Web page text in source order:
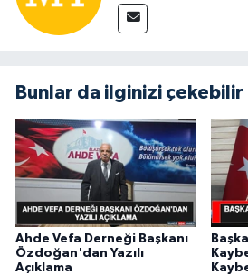
Bunlar da ilginizi çekebilir
Ahde Vefa Derneği Başkanı
Özdoğan'dan Yazılı
Açıklama